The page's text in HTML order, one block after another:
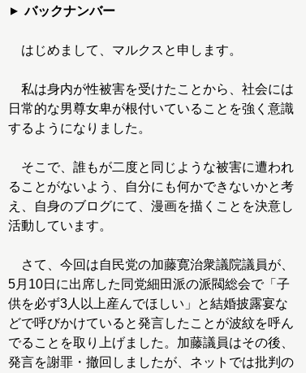
バックナンバー
はじめまして、マルクスと申します。
私は身内が性被害を受けたことから、社会には
日常的な男尊女卑が根付いていることを強く意識
するようになりました。
そこで、誰もが二度と同じような被害に遭われ
ることがないよう、自分にも何かできないかと考
え、自身のブログにて、漫画を描くことを決意し
活動しています。
さて、今回は自民党の加藤寛治衆議院議員が、
5月10日に出席した同党細田派の派閥総会で「子
供を必ず3人以上産んでほしい」と結婚披露宴な
どで呼びかけていると発言したことが波紋を呼ん
でることを取り上げました。加藤議員はその後、
発言を謝罪・撤回しましたが、ネットでは批判の